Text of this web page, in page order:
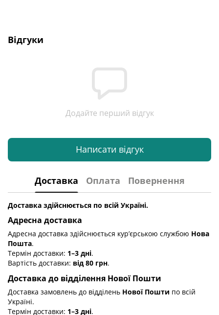
Відгуки
Додайте перший відгук
Написати відгук
Доставка Оплата Повернення
Доставка здійснюється по всій Україні.
Адресна доставка
Адресна доставка здійснюється кур’єрською службою Нова
Пошта.
Термін доставки: 1–3 дні.
Вартість доставки: від 80 грн.
Доставка до відділення Нової Пошти
Доставка замовлень до відділень Нової Пошти по всій
Україні.
Термін доставки: 1–3 дні.